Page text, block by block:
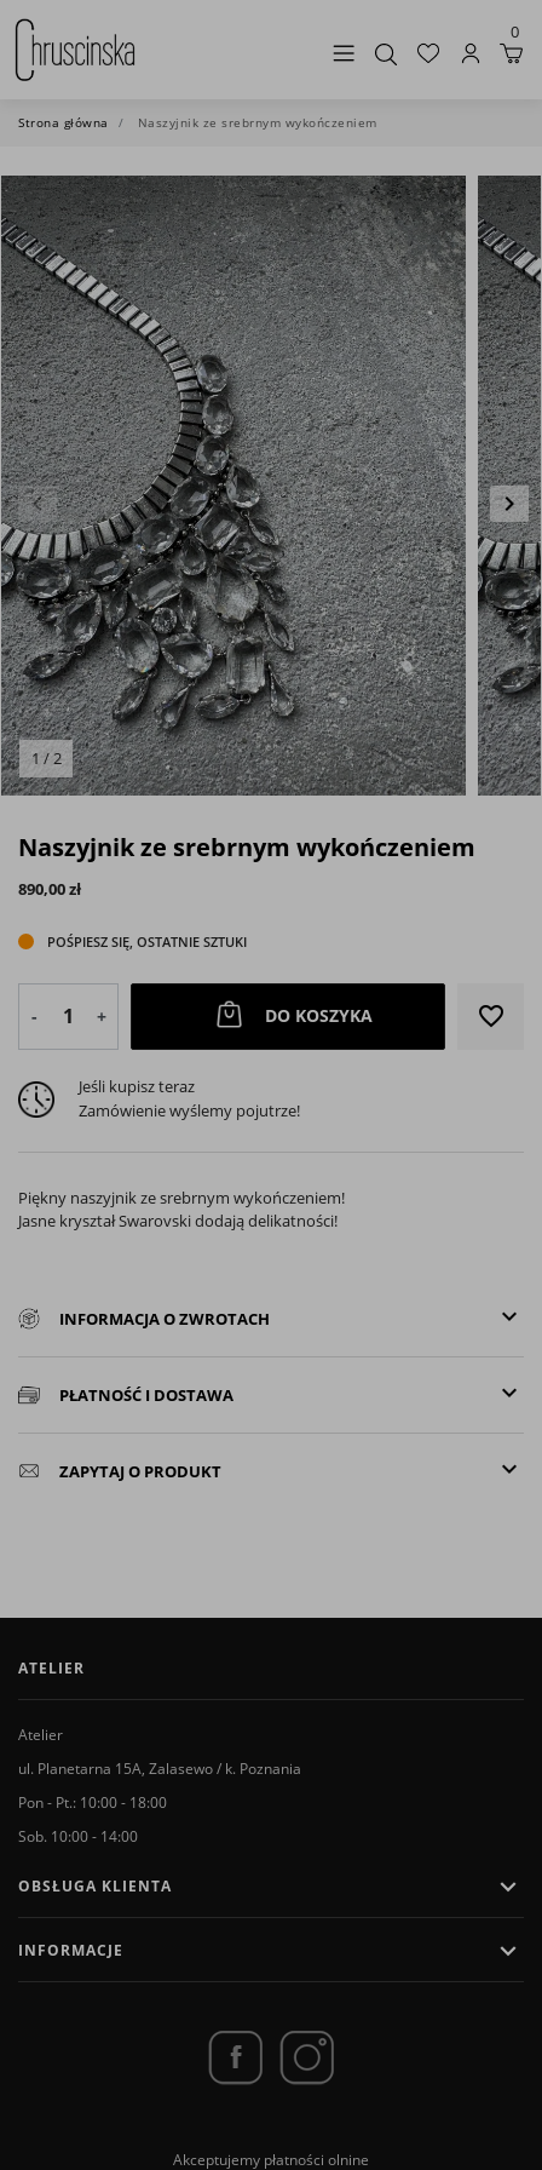
0
Strona główna Naszyjnik ze srebrnym wykończeniem
Poprzedni
keyboard_arrow_left keyboard_arrow_right
1 / 2
Naszyjnik ze srebrnym wykończeniem
890,00 zł
POŚPIESZ SIĘ, OSTATNIE SZTUKI
- + DO KOSZYKA favorite_border
Jeśli kupisz teraz
Zamówienie wyślemy pojutrze!
Piękny naszyjnik ze srebrnym wykończeniem!
Jasne kryształ Swarovski dodają delikatności!
keyboard_arrow_down
INFORMACJA O ZWROTACH
keyboard_arrow_down
PŁATNOŚĆ I DOSTAWA
keyboard_arrow_down
ZAPYTAJ O PRODUKT
ATELIER
Atelier
ul. Planetarna 15A, Zalasewo / k. Poznania
Pon - Pt.: 10:00 - 18:00
Sob. 10:00 - 14:00
OBSŁUGA KLIENTA 
INFORMACJE 
Akceptujemy płatności olnine